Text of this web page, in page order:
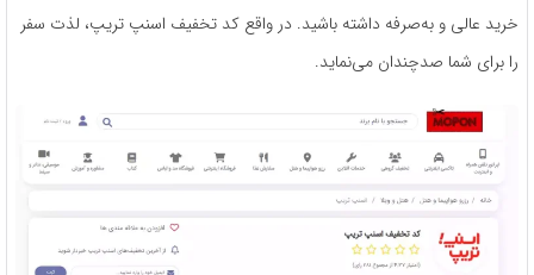
خرید عالی و به‌صرفه داشته باشید. در واقع کد تخفیف اسنپ تریپ، لذت سفر
را برای شما صدچندان می‌نماید.